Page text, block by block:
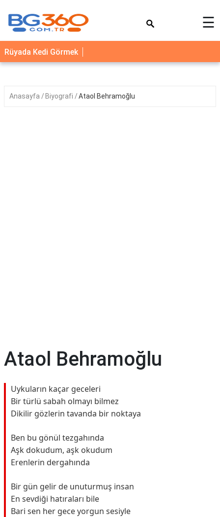
YEMEK
TARİFLERİ
☰
Rüyada Kedi Görmek
Anasayfa Biyografi Ataol Behramoğlu
Ataol Behramoğlu
Uykuların kaçar geceleri
Bir türlü sabah olmayı bilmez
Dikilir gözlerin tavanda bir noktaya
Ben bu gönül tezgahında
Aşk dokudum, aşk okudum
Erenlerin dergahında
Bir gün gelir de unuturmuş insan
En sevdiği hatıraları bile
Bari sen her gece yorgun sesiyle